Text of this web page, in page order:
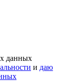
данных
и даю